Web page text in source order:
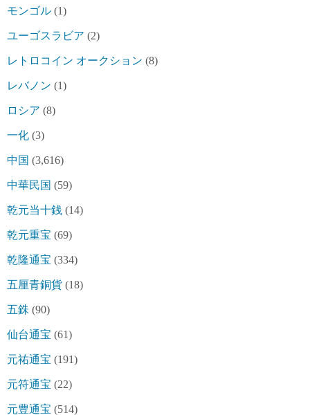
モンゴル (1)
ユーゴスラビア (2)
レトロコイン オークション (8)
レバノン (1)
ロシア (8)
一化 (3)
中国 (3,616)
中華民国 (59)
乾元当十銭 (14)
乾元重宝 (69)
乾隆通宝 (334)
五厘青銅貨 (18)
五銖 (90)
仙台通宝 (61)
元祐通宝 (191)
元符通宝 (22)
元豊通宝 (514)